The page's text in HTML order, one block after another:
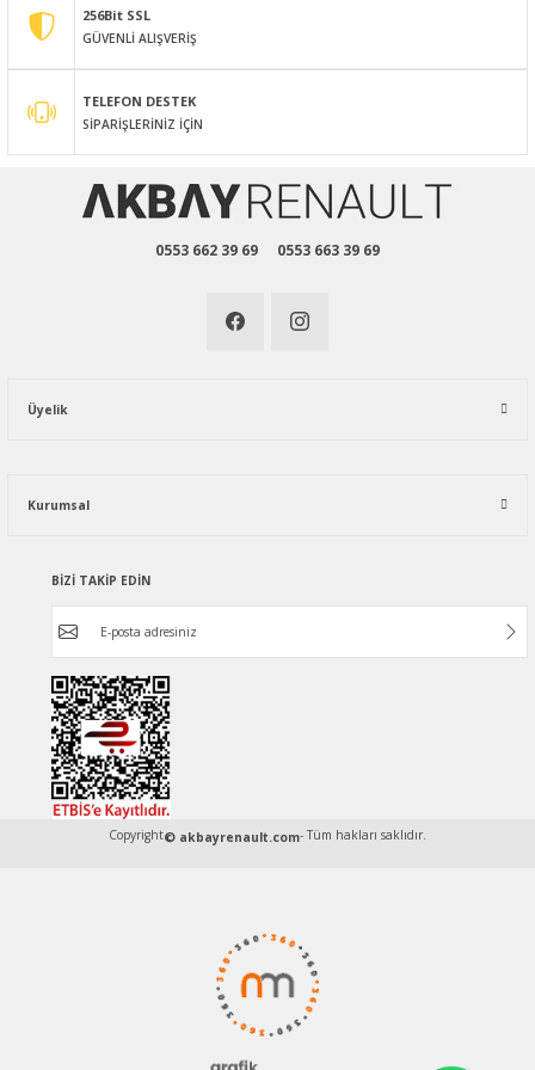
256Bit SSL
GÜVENLİ ALIŞVERİŞ
TELEFON DESTEK
SİPARİŞLERİNİZ İÇİN
0553 662 39 69 0553 663 39 69
Üyelik
Kurumsal
BİZİ TAKİP EDİN
Copyright© akbayrenault.com- Tüm hakları saklıdır.